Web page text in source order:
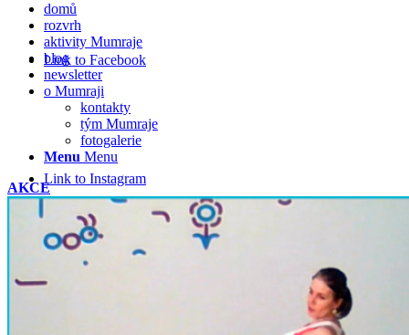
Link to Facebook
Link to Instagram
domů
rozvrh
aktivity Mumraje
blog
newsletter
o Mumraji
kontakty
tým Mumraje
fotogalerie
Menu Menu
AKCE